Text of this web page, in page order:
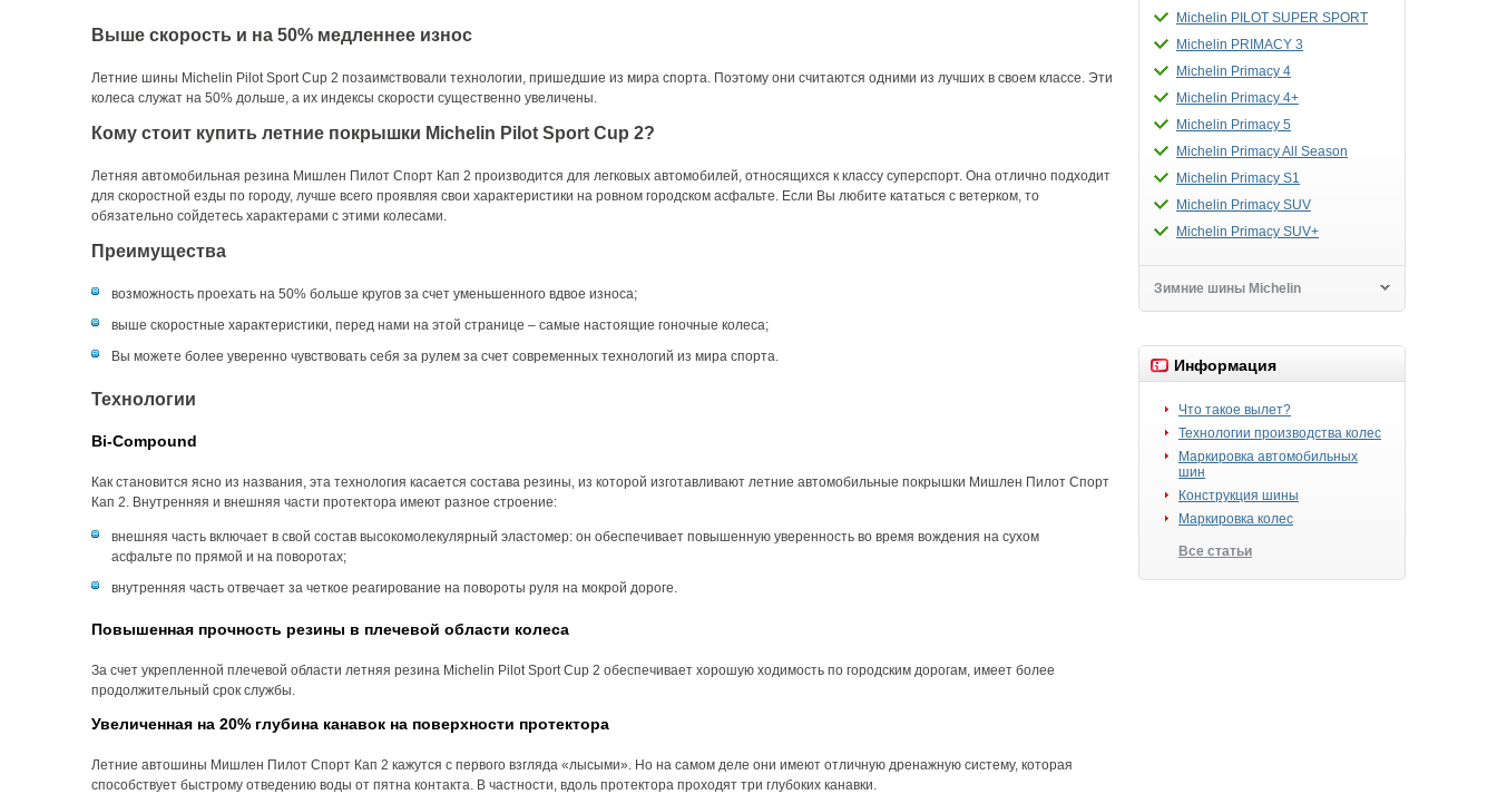
Michelin PILOT SUPER SPORT
Michelin PRIMACY 3
Michelin Primacy 4
Michelin Primacy 4+
Michelin Primacy 5
Michelin Primacy All Season
Michelin Primacy S1
Michelin Primacy SUV
Michelin Primacy SUV+
Зимние шины Michelin
Информация
Что такое вылет?
Технологии производства колес
Маркировка автомобильных
шин
Конструкция шины
Маркировка колес
Все статьи
Выше скорость и на 50% медленнее износ
Летние шины Michelin Pilot Sport Cup 2 позаимствовали технологии, пришедшие из мира спорта. Поэтому они считаются одними из лучших в своем классе. Эти
колеса служат на 50% дольше, а их индексы скорости существенно увеличены.
Кому стоит купить летние покрышки Michelin Pilot Sport Cup 2?
Летняя автомобильная резина Мишлен Пилот Спорт Кап 2 производится для легковых автомобилей, относящихся к классу суперспорт. Она отлично подходит
для скоростной езды по городу, лучше всего проявляя свои характеристики на ровном городском асфальте. Если Вы любите кататься с ветерком, то
обязательно сойдетесь характерами с этими колесами.
Преимущества
возможность проехать на 50% больше кругов за счет уменьшенного вдвое износа;
выше скоростные характеристики, перед нами на этой странице – самые настоящие гоночные колеса;
Вы можете более уверенно чувствовать себя за рулем за счет современных технологий из мира спорта.
Технологии
Bi-Compound
Как становится ясно из названия, эта технология касается состава резины, из которой изготавливают летние автомобильные покрышки Мишлен Пилот Спорт
Кап 2. Внутренняя и внешняя части протектора имеют разное строение:
внешняя часть включает в свой состав высокомолекулярный эластомер: он обеспечивает повышенную уверенность во время вождения на сухом
асфальте по прямой и на поворотах;
внутренняя часть отвечает за четкое реагирование на повороты руля на мокрой дороге.
Повышенная прочность резины в плечевой области колеса
За счет укрепленной плечевой области летняя резина Michelin Pilot Sport Cup 2 обеспечивает хорошую ходимость по городским дорогам, имеет более
продолжительный срок службы.
Увеличенная на 20% глубина канавок на поверхности протектора
Летние автошины Мишлен Пилот Спорт Кап 2 кажутся с первого взгляда «лысыми». Но на самом деле они имеют отличную дренажную систему, которая
способствует быстрому отведению воды от пятна контакта. В частности, вдоль протектора проходят три глубоких канавки.